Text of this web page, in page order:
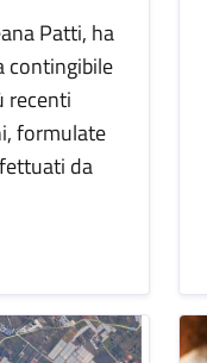
Patti, ha
contingibile
recenti
formulate
da